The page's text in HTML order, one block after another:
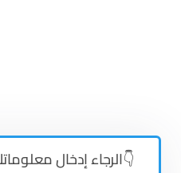
👇الرجاء إدخال